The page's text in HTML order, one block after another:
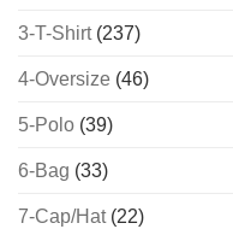
3-T-Shirt(237)
4-Oversize (46)
5-Polo (39)
6-Bag (33)
7-Cap/Hat(22)